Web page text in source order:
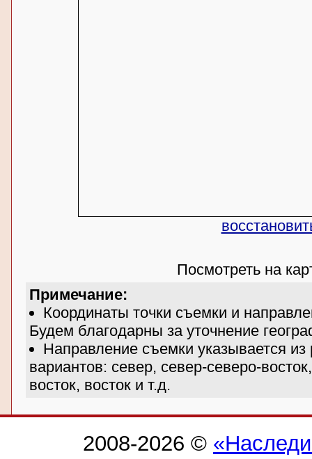
Посмотреть на
Примечание:
Координаты точки съемки и
Будем благодарны за уточнение
Направление съемки указывается
вариантов: север, север-северо-
восток, восток и т.д.
2008-2026 ©